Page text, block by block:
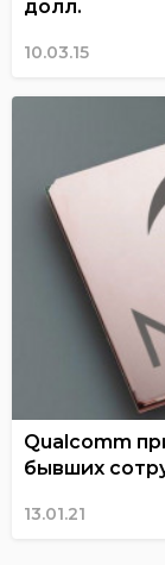
долл.
10.03.15
Qualcomm
бывших
13.01.21